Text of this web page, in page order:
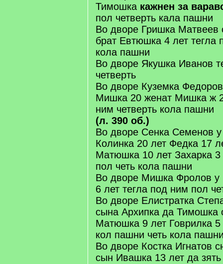
Тимошка кажнен за
пол четверть кала пашни
Во дворе Гришка Матвеев
брат Евтюшка 4 лет тегла
кола пашни
Во дворе Якушка Иванов
четверть
Во дворе Куземка
Мишка 20 женат Мишка ж
ним четверть кола пашни
(л. 390 об.)
Во дворе Сенка Семенов у
Колинка 20 лет Федка 17
Матюшка 10 лет Захарка 3
пол четь кола пашни
Во дворе Мишка Фролов у
6 лет тегла под ним пол
Во дворе Елистратка
сына Архипка да Тимошка
Матюшка 9 лет Говрилка 5
кол пашни четь кола
Во дворе Костка Игнатов
сын Ивашка 13 лет да